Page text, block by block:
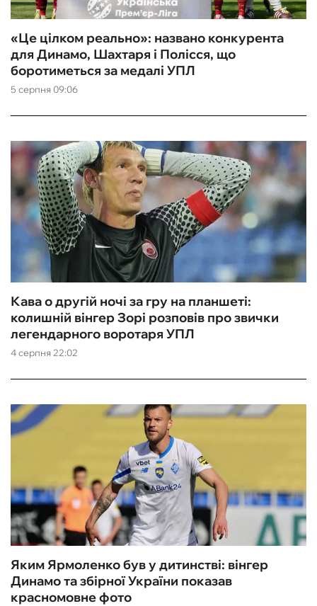
5 серпня 09:06
«Це цілком реально»: названо конкурента
для Динамо, Шахтаря і Полісся, що
боротиметься за медалі УПЛ
4 серпня 22:02
Кава о другій ночі за гру на планшеті:
колишній вінгер Зорі розповів про звички
легендарного воротаря УПЛ
Яким Ярмоленко був у дитинстві: вінгер
Динамо та збірної України показав
красномовне фото